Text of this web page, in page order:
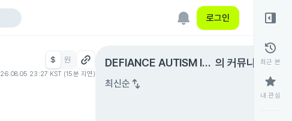
로그인
$ 원
26.08.05 23:27 KST (15분 지연)
DEFIANCE AUTISM IM
PACT
의 커뮤니티expand_circle_right
최신순 swap_vert
right_panel_open
history
최근 본
star
내 관심